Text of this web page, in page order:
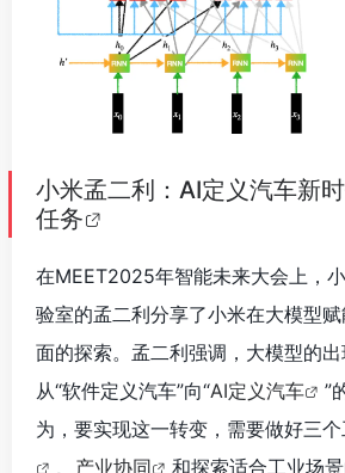
小米孟二利：AI定义汽车新
任务
在MEET2025年智能未来大会上，
验室的孟二利分享了小米在大模型
面的探索。孟二利强调，大模型的
从“软件定义汽车”向“AI定义汽车
”
为，要实现这一转变，需要做好三个
产业协同
和探索适合工业场